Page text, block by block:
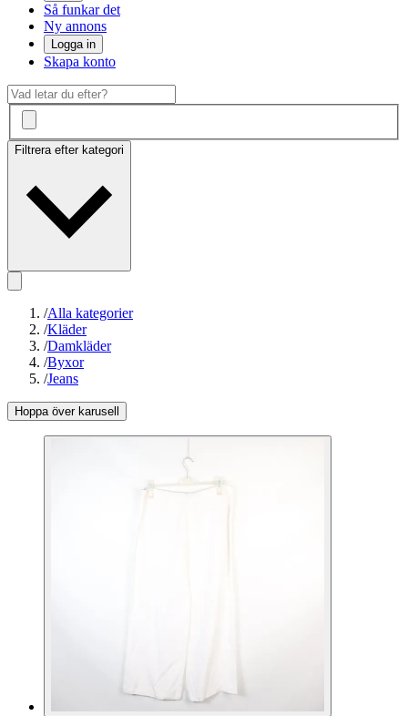
Så funkar det
Ny annons
Logga in
Skapa konto
Filtrera efter kategori
/Alla kategorier
/Kläder
/Damkläder
/Byxor
/Jeans
Hoppa över karusell